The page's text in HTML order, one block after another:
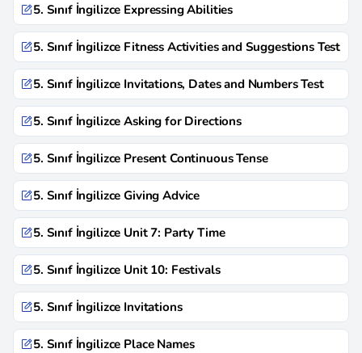
5. Sınıf İngilizce Expressing Abilities
5. Sınıf İngilizce Fitness Activities and Suggestions Test
5. Sınıf İngilizce Invitations, Dates and Numbers Test
5. Sınıf İngilizce Asking for Directions
5. Sınıf İngilizce Present Continuous Tense
5. Sınıf İngilizce Giving Advice
5. Sınıf İngilizce Unit 7: Party Time
5. Sınıf İngilizce Unit 10: Festivals
5. Sınıf İngilizce Invitations
5. Sınıf İngilizce Place Names